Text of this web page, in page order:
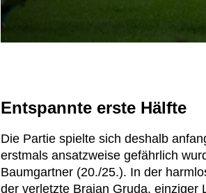
Entspannte erste Hälfte
Die Partie spielte sich deshalb
erstmals ansatzweise gefährlich
Baumgartner (20./25.). In der
der verletzte Brajan Gruda, einziger